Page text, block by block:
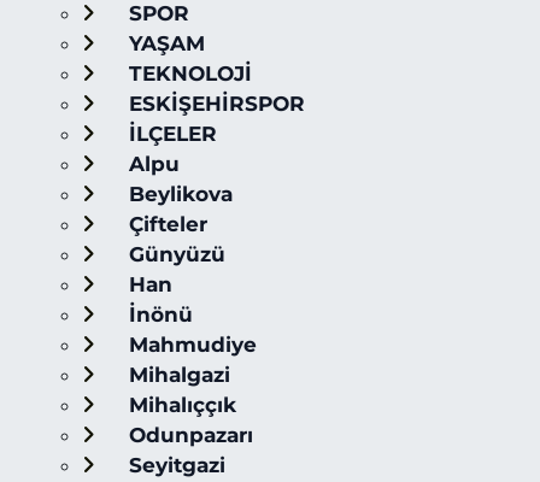
SPOR
YAŞAM
TEKNOLOJİ
ESKİŞEHİRSPOR
İLÇELER
Alpu
Beylikova
Çifteler
Günyüzü
Han
İnönü
Mahmudiye
Mihalgazi
Mihalıççık
Odunpazarı
Seyitgazi